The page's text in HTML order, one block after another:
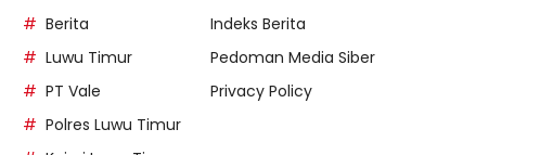
Berita
Luwu Timur
PT Vale
Polres Luwu Timur
Indeks Berita
Pedoman Media Siber
Privacy Policy